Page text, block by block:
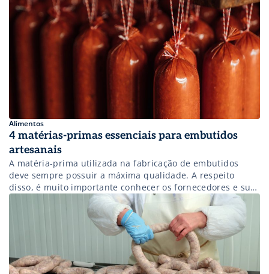
Alimentos
4 matérias-primas essenciais para embutidos
artesanais
A matéria-prima utilizada na fabricação de embutidos
deve sempre possuir a máxima qualidade. A respeito
disso, é muito importante conhecer os fornecedores e suas
plantas de processamento e ficar atento se eles cumprem
os requisitos necessários de Boas Práticas de Fabricação e
Higiene. Geralmente, as matérias-primas se subdividem
em quatro grandes grupos: Matéria-prima cárnea – […]